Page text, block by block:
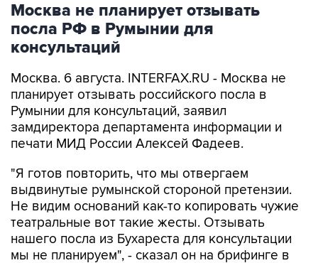
Москва не планирует отзывать
посла РФ в Румынии для
консультаций
Москва. 6 августа. INTERFAX.RU - Москва не
планирует отзывать российского посла в
Румынии для консультаций, заявил
замдиректора департамента информации и
печати МИД России Алексей Фадеев.
"Я готов повторить, что мы отвергаем
выдвинутые румынской стороной претензии.
Не видим оснований как-то копировать чужие
театральные вот такие жесты. Отзывать
нашего посла из Бухареста для консультации
мы не планируем", - сказал он на брифинге в